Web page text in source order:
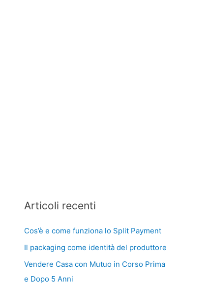
Articoli recenti
Cos’è e come funziona lo Split Payment
Il packaging come identità del produttore
Vendere Casa con Mutuo in Corso Prima
e Dopo 5 Anni